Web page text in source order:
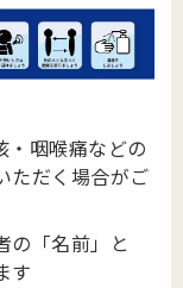
・咽喉痛などの
ただく場合がご
の「名前」と
す